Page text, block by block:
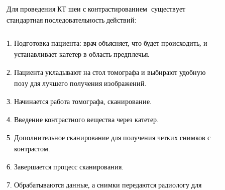
Для проведения КТ шеи с контрастированием существует
стандартная последовательность действий:
Подготовка пациента: врач объясняет, что будет происходить, и
устанавливает катетер в область предплечья.
Пациента укладывают на стол томографа и выбирают удобную
позу для лучшего получения изображений.
Начинается работа томографа, сканирование.
Введение контрастного вещества через катетер.
Дополнительное сканирование для получения четких снимков с
контрастом.
Завершается процесс сканирования.
Обрабатываются данные, а снимки передаются радиологу для